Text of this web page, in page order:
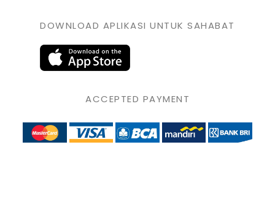
DOWNLOAD APLIKASI UNTUK SAHABAT
ACCEPTED PAYMENT